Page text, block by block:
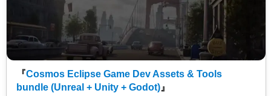
『Cosmos Eclipse Game Dev Assets & Tools
bundle (Unreal + Unity + Godot) 』